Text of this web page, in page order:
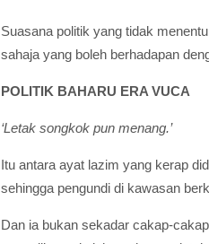
Suasana politik yang tidak
sahaja yang boleh berhadapan
POLITIK BAHARU ERA VUCA
‘Letak songkok pun menang.’
Itu antara ayat lazim yang kerap
sehingga pengundi di kawasan
Dan ia bukan sekadar cakap-